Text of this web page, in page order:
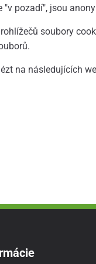
pozadí", jsou
soubory
na následujících